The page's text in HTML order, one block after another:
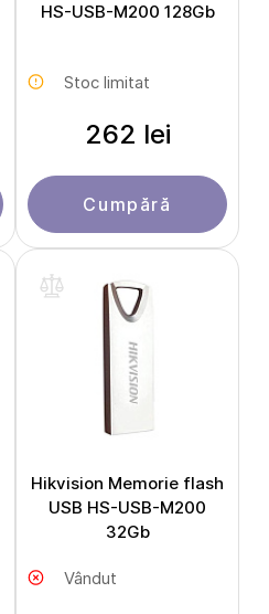
HS-USB-M200 128Gb
Stoc limitat
262 lei
Cumpără
Hikvision Memorie flash
USB HS-USB-M200
32Gb
Vândut